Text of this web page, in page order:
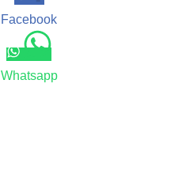
Facebook
Whatsapp